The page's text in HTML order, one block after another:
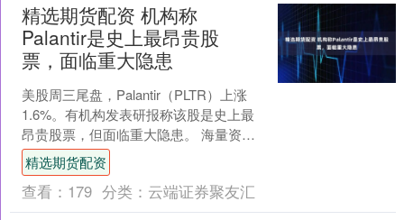
精选期货配资 机构称
Palantir是史上最昂贵股
票，面临重大隐患
美股周三尾盘，Palantir（PLTR）上涨
1.6%。有机构发表研报称该股是史上最
昂贵股票，但面临重大隐患。 海量资
讯、精准解读，尽在新浪财经APP 责任
编辑....
精选期货配资
查看： 179 分类： 云端证券聚友汇